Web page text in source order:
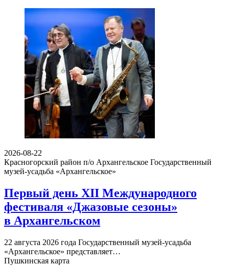
2026-08-22
Красногорский район п/о Архангельское Государственный
музей-усадьба «Архангельское»
Первый день XII Международного
фестиваля «Джазовые сезоны»
в Архангельском
22 августа 2026 года Государственный музей-усадьба
«Архангельское» представляет…
Пушкинская карта